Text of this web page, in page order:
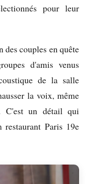
pour leur
couples en quête
d'amis venus
de la salle
la voix, même
C'est un détail qui
Paris 19e